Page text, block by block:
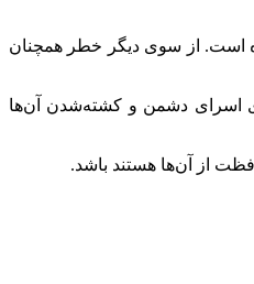
است. از سوی دیگر خطر همچنان
اسرای دشمن و کشته‌شدن آن‌ها
از آن‌ها هستند باشد.